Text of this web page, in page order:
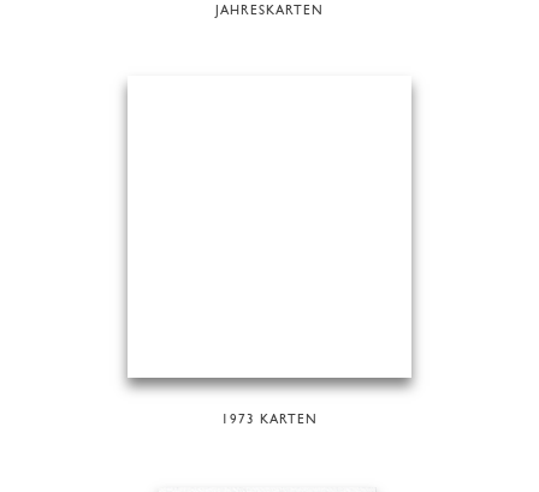
JAHRESKARTEN
1973 KARTEN